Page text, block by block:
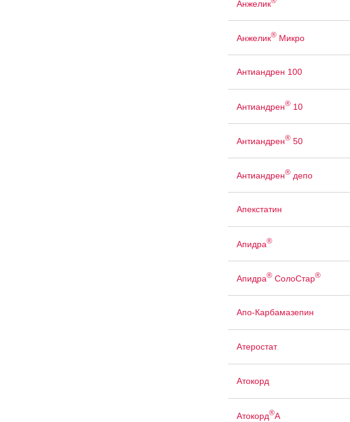
Анжелик
Анжелик®Микро
Антиандрен 100
Антиандрен®10
Антиандрен®50
Антиандрен®депо
Апекстатин
Апидра®
Апидра®СолоСтар®
Апо-Карбамазепин
Атеростат
Атокорд
Атокорд®А